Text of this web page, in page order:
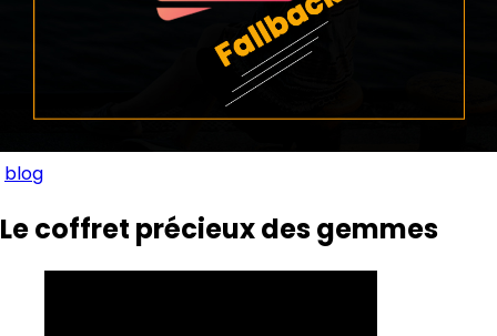
blog
Le coffret précieux des gemmes